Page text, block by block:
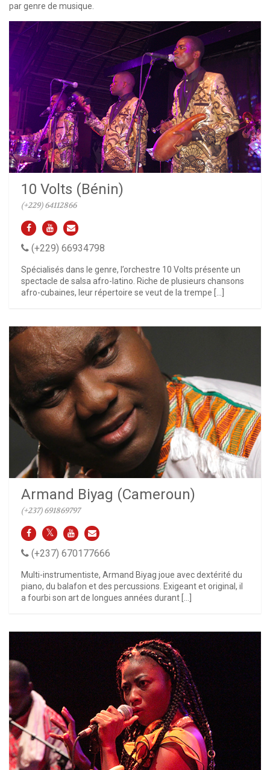
par genre de musique.
10 Volts (Bénin)
(+229) 64112866
(+229) 66934798
Spécialisés dans le genre, l’orchestre 10 Volts présente un
spectacle de salsa afro-latino. Riche de plusieurs chansons
afro-cubaines, leur répertoire se veut de la trempe […]
Armand Biyag (Cameroun)
(+237) 691869797
(+237) 670177666
Multi-instrumentiste, Armand Biyag joue avec dextérité du
piano, du balafon et des percussions. Exigeant et original, il
a fourbi son art de longues années durant […]